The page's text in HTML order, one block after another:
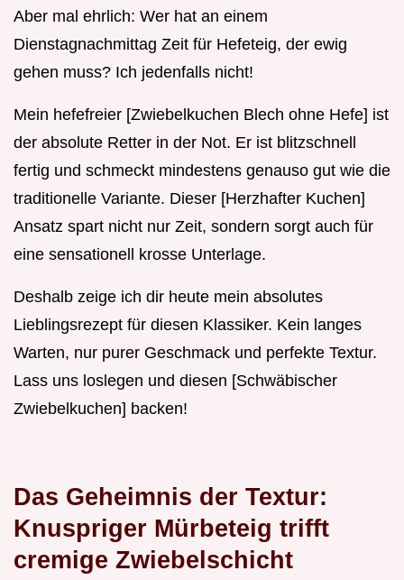
Aber mal ehrlich: Wer hat an einem
Dienstagnachmittag Zeit für Hefeteig, der ewig
gehen muss? Ich jedenfalls nicht!
Mein hefefreier [Zwiebelkuchen Blech ohne Hefe] ist
der absolute Retter in der Not. Er ist blitzschnell
fertig und schmeckt mindestens genauso gut wie die
traditionelle Variante. Dieser [Herzhafter Kuchen]
Ansatz spart nicht nur Zeit, sondern sorgt auch für
eine sensationell krosse Unterlage.
Deshalb zeige ich dir heute mein absolutes
Lieblingsrezept für diesen Klassiker. Kein langes
Warten, nur purer Geschmack und perfekte Textur.
Lass uns loslegen und diesen [Schwäbischer
Zwiebelkuchen] backen!
Das Geheimnis der Textur:
Knuspriger Mürbeteig trifft
cremige Zwiebelschicht